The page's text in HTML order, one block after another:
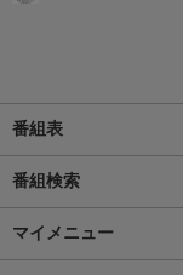
番組表
番組検索
マイメニュー